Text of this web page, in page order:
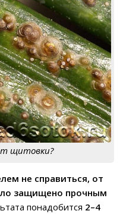
щитовки?
не справиться, от
защищено прочным
понадобится 2–4